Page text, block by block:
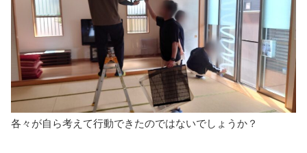
各々が自ら考えて行動できたのではないでしょうか？